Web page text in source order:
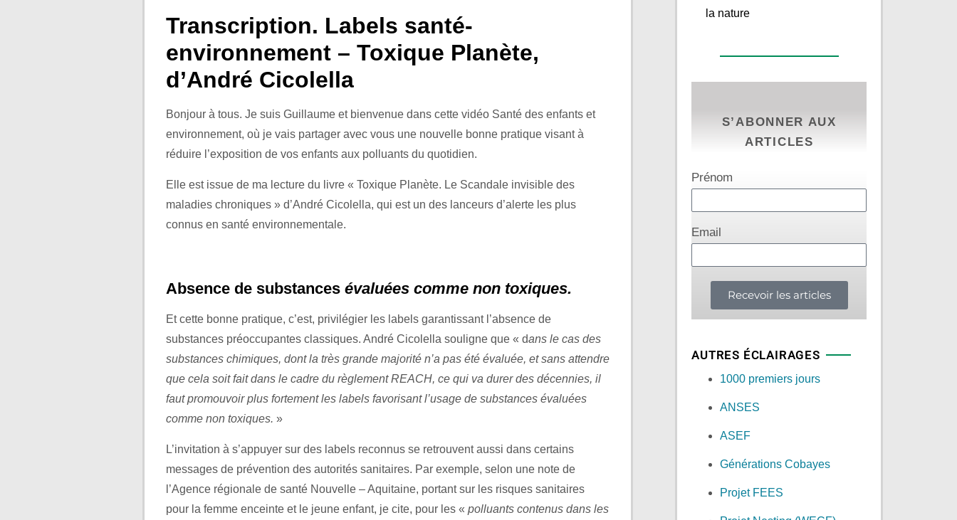
Transcription. Labels santé-
environnement – Toxique Planète,
d’André Cicolella
Bonjour à tous. Je suis Guillaume et bienvenue dans cette vidéo Santé des enfants et
environnement, où je vais partager avec vous une nouvelle bonne pratique visant à
réduire l’exposition de vos enfants aux polluants du quotidien.
Elle est issue de ma lecture du livre « Toxique Planète. Le Scandale invisible des
maladies chroniques » d’André Cicolella, qui est un des lanceurs d’alerte les plus
connus en santé environnementale.
Absence de substances évaluées comme non toxiques.
Et cette bonne pratique, c’est, privilégier les labels garantissant l’absence de
substances préoccupantes classiques. André Cicolella souligne que « dans le cas des
substances chimiques, dont la très grande majorité n’a pas été évaluée, et sans attendre
que cela soit fait dans le cadre du règlement REACH, ce qui va durer des décennies, il
faut promouvoir plus fortement les labels favorisant l’usage de substances évaluées
comme non toxiques. »
L’invitation à s’appuyer sur des labels reconnus se retrouvent aussi dans certains
messages de prévention des autorités sanitaires. Par exemple, selon une note de
l’Agence régionale de santé Nouvelle – Aquitaine, portant sur les risques sanitaires
pour la femme enceinte et le jeune enfant, je cite, pour les « polluants contenus dans les
la nature
S’ABONNER AUX
ARTICLES
Prénom
Email
Recevoir les articles
AUTRES ÉCLAIRAGES
1000 premiers jours
ANSES
ASEF
Générations Cobayes
Projet FEES